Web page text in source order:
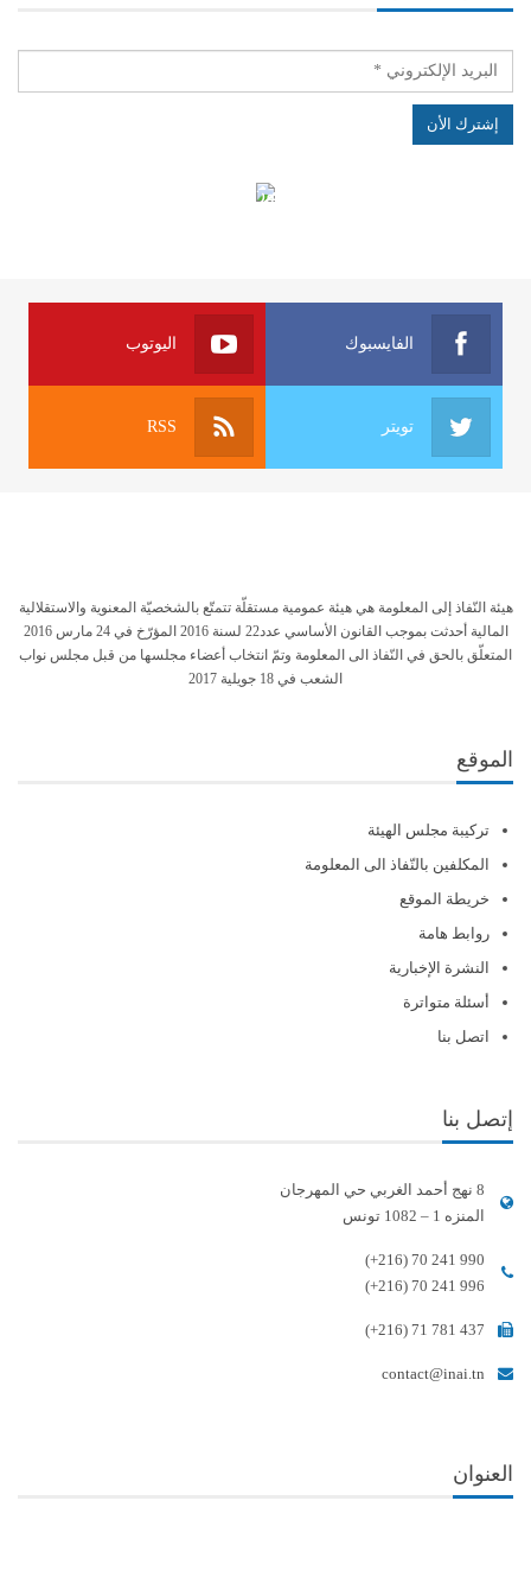
الهياكل الخاضعة لقانون النفاذ إلى المعلومة
الفايسبوك اليوتوب
تويتر RSS
هيئة النّفاذ إلى المعلومة هي هيئة عمومية مستقلّة تتمتّع بالشخصيّة المعنوية والاستقلالية
المالية أحدثت بموجب القانون الأساسي عدد22 لسنة 2016 المؤرّخ في 24 مارس 2016
المتعلّق بالحق في النّفاذ الى المعلومة وتمّ انتخاب أعضاء مجلسها من قبل مجلس نواب
الشعب في 18 جويلية 2017
الموقع
تركيبة مجلس الهيئة
المكلفين بالنّفاذ الى المعلومة
خريطة الموقع
روابط هامة
النشرة الإخبارية
أسئلة متواترة
اتصل بنا
إتصل بنا
8 نهج أحمد الغربي حي المهرجان
المنزه 1 – 1082 تونس
(+216) 70 241 990
(+216) 70 241 996
(+216) 71 781 437
contact@inai.tn
العنوان